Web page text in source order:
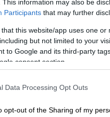
This information may also be
Participants that may further
that this website/app uses one
but not limited to your
to Google and its third-party
consent section.
Data Processing Opt Outs
opt-out of the Sharing of my
συντήρησης
ΦΠΑ) ή 451.360
διάστημα ενός
της πρόσκλησης
λόγω του ότι οι
οικονομικό φορέα,